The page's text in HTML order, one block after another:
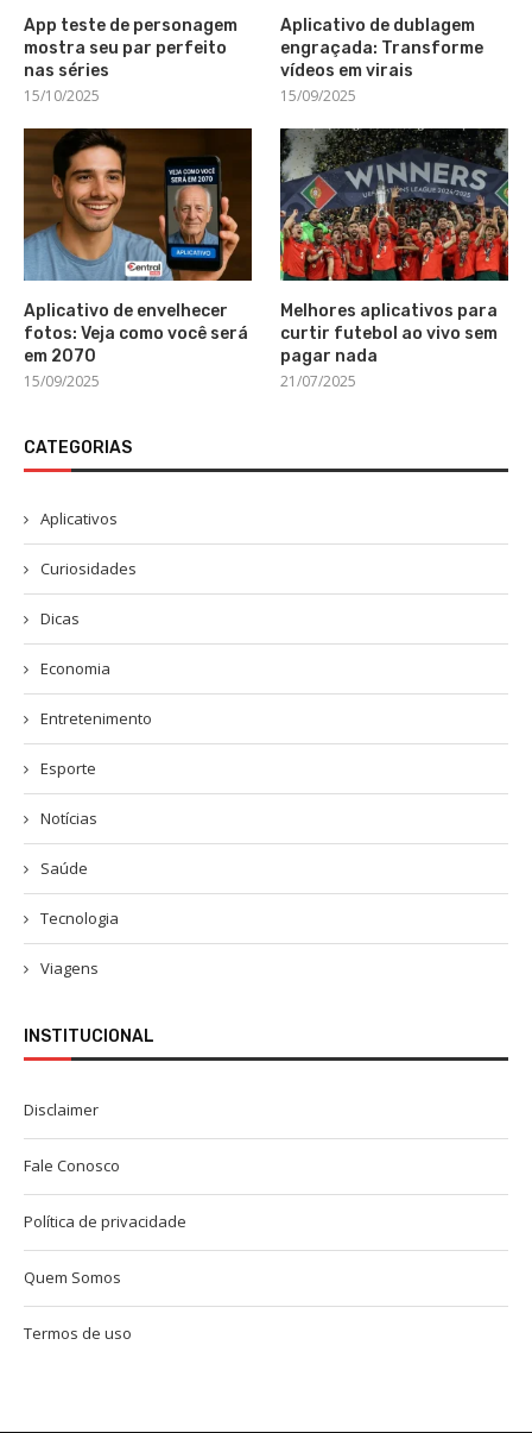
App teste de personagem
mostra seu par perfeito
nas séries
15/10/2025
Aplicativo de dublagem
engraçada: Transforme
vídeos em virais
15/09/2025
Aplicativo de envelhecer
fotos: Veja como você será
em 2070
15/09/2025
Melhores aplicativos para
curtir futebol ao vivo sem
pagar nada
21/07/2025
CATEGORIAS
Aplicativos
Curiosidades
Dicas
Economia
Entretenimento
Esporte
Notícias
Saúde
Tecnologia
Viagens
INSTITUCIONAL
Disclaimer
Fale Conosco
Política de privacidade
Quem Somos
Termos de uso